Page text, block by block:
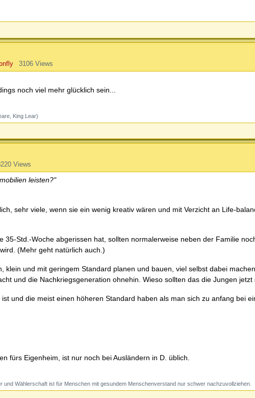
3106 Views
noch viel mehr glücklich sein...
King Lear)
Views
leisten?"
sehr viele, wenn sie ein wenig kreativ wären und mit Verzicht an Life-
Std.-Woche abgerissen hat, sollten normalerweise neben der Familie
(Mehr geht natürlich auch.)
klein und mit geringem Standard planen und bauen, viel selbst dabei
und die Nachkriegsgeneration ohnehin. Wieso sollten das die Jungen jetzt
und die meist einen höheren Standard haben als man sich zu anfang bei
fürs Eigenheim, ist nur noch bei Ausländern in D. üblich.
und Wählerschaft ist für Menschen mit gesundem Menschenverstand nur schwer nachzuvollziehen.